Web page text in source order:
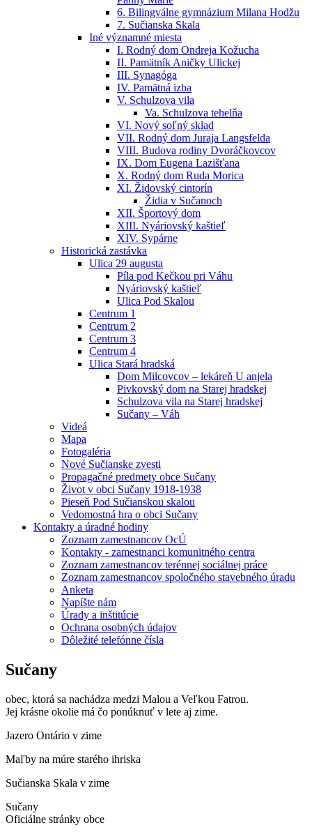
6. Bilingválne gymnázium Milana Hodžu
7. Sučianska Skala
Iné významné miesta
I. Rodný dom Ondreja Kožucha
II. Pamätník Aničky Ulickej
III. Synagóga
IV. Pamätná izba
V. Schulzova vila
Va. Schulzova tehelňa
VI. Nový soľný sklad
VII. Rodný dom Juraja Langsfelda
VIII. Budova rodiny Dvoráčkovcov
IX. Dom Eugena Lazišťana
X. Rodný dom Ruda Morica
XI. Židovský cintorín
Židia v Sučanoch
XII. Športový dom
XIII. Nyáriovský kaštieľ
XIV. Sypárne
Historická zastávka
Ulica 29 augusta
Píla pod Kečkou pri Váhu
Nyáriovský kaštieľ
Ulica Pod Skalou
Centrum 1
Centrum 2
Centrum 3
Centrum 4
Ulica Stará hradská
Dom Milcovcov – lekáreň U anjela
Pivkovský dom na Starej hradskej
Schulzova vila na Starej hradskej
Sučany – Váh
Videá
Mapa
Fotogaléria
Nové Sučianske zvesti
Propagačné predmety obce Sučany
Život v obci Sučany 1918-1938
Pieseň Pod Sučianskou skalou
Vedomostná hra o obci Sučany
Kontakty a úradné hodiny
Zoznam zamestnancov OcÚ
Kontakty - zamestnanci komunitného centra
Zoznam zamestnancov terénnej sociálnej práce
Zoznam zamestnancov spoločného stavebného úradu
Anketa
Napíšte nám
Úrady a inštitúcie
Ochrana osobných údajov
Dôležité telefónne čísla
Sučany
obec, ktorá sa nachádza medzi Malou a Veľkou Fatrou.
Jej krásne okolie má čo ponúknuť v lete aj zime.
Jazero Ontário v zime
Maľby na múre starého ihriska
Sučianska Skala v zime
Sučany
Oficiálne stránky obce